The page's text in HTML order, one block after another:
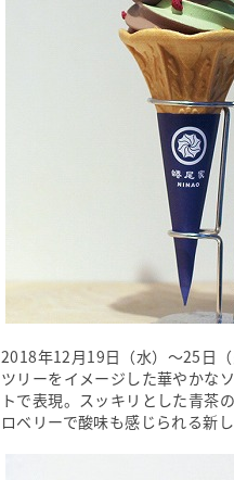
2018年12月19日（水）～25日
ツリーをイメージした華やかな
トで表現。スッキリとした青茶
ロベリーで酸味も感じられる新し